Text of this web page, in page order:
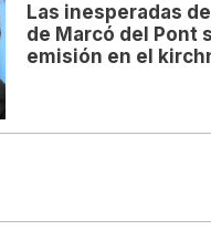
Las inesperadas
de Marcó del Pont
emisión en el